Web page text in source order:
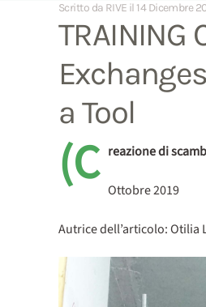
Scritto da RIVE il 14 Dicembre
TRAINING
a Tool
(C reazione di
Ottobre 2019
Autrice dell’articolo: Otilia